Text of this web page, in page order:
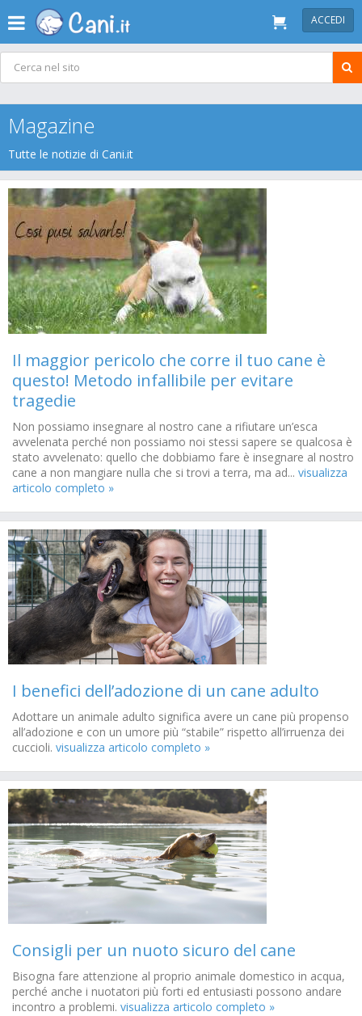
ACCEDI
Magazine
Tutte le notizie di Cani.it
Il maggior pericolo che corre il tuo cane è
questo! Metodo infallibile per evitare
tragedie
Non possiamo insegnare al nostro cane a rifiutare un’esca
avvelenata perché non possiamo noi stessi sapere se qualcosa è
stato avvelenato: quello che dobbiamo fare è insegnare al nostro
cane a non mangiare nulla che si trovi a terra, ma ad... visualizza
articolo completo »
I benefici dell’adozione di un cane adulto
Adottare un animale adulto significa avere un cane più propenso
all’adozione e con un umore più “stabile” rispetto all’irruenza dei
cuccioli. visualizza articolo completo »
Consigli per un nuoto sicuro del cane
Bisogna fare attenzione al proprio animale domestico in acqua,
perché anche i nuotatori più forti ed entusiasti possono andare
incontro a problemi. visualizza articolo completo »